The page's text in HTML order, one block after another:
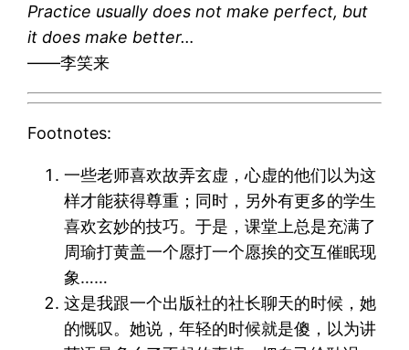
Practice usually does not make perfect, but
it does make better…
——李笑来
Footnotes:
一些老师喜欢故弄玄虚，心虚的他们以为这
样才能获得尊重；同时，另外有更多的学生
喜欢玄妙的技巧。于是，课堂上总是充满了
周瑜打黄盖一个愿打一个愿挨的交互催眠现
象……
这是我跟一个出版社的社长聊天的时候，她
的慨叹。她说，年轻的时候就是傻，以为讲